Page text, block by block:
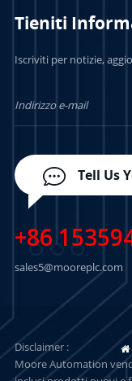
Tieniti
Iscriviti per notizie,
Tell Us
+86
sales5@mooreplc.com
Disclaimer :
Moore Automation